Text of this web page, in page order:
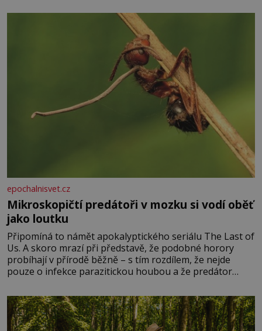
pomeranč, v kořeni je také, ale je ho desetkrát méně), a
epochalnisvet.cz
Mikroskopičtí predátoři v mozku si vodí oběť
jako loutku
Připomíná to námět apokalyptického seriálu The Last of
Us. A skoro mrazí při představě, že podobné horory
probíhají v přírodě běžně – s tím rozdílem, že nejde
pouze o infekce parazitickou houbou a že predátor
živočichy, než je člověk. Najít skutečné zombie není nic
nemožného ani v naší přírodě.